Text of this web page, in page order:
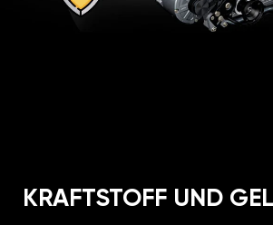
KRAFTSTOFF UND